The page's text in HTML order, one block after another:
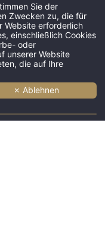
Hotel
Zimmer & Suite
Restaurant
Berufstätige
Sie der
Zwecken zu, die für
Website erforderlich
einschließlich Cookies
oder
unserer Website
die auf Ihre
✗ Ablehnen